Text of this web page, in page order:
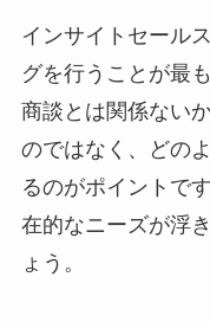
インサイトセール
グを行うことが最
商談とは関係ない
のではなく、どの
るのがポイントで
在的なニーズが浮
ょう。